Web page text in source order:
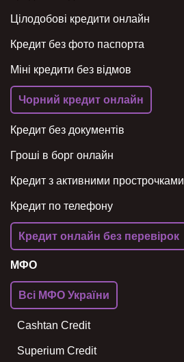
Цілодобові кредити онлайн
Кредит без фото паспорта
Міні кредити без відмов
Чорний кредит онлайн
Кредит без документів
Гроші в борг онлайн
Кредит з активними прострочками
Кредит по телефону
Кредит онлайн без перевірок
МФО
Всі МФО України
Cashtan Credit
Superium Credit